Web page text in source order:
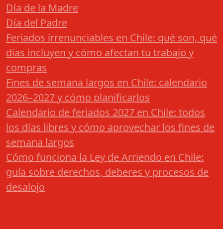
Día de la Madre
Día del Padre
Feriados irrenunciables en Chile: qué son, qué
días incluyen y cómo afectan tu trabajo y
compras
Fines de semana largos en Chile: calendario
2026–2027 y cómo planificarlos
Calendario de feriados 2027 en Chile: todos
los días libres y cómo aprovechar los fines de
semana largos
Cómo funciona la Ley de Arriendo en Chile:
guía sobre derechos, deberes y procesos de
desalojo